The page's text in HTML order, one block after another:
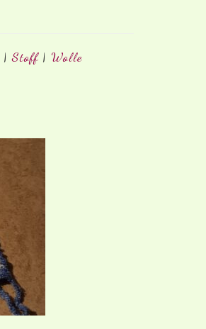
|Stoff| Wolle